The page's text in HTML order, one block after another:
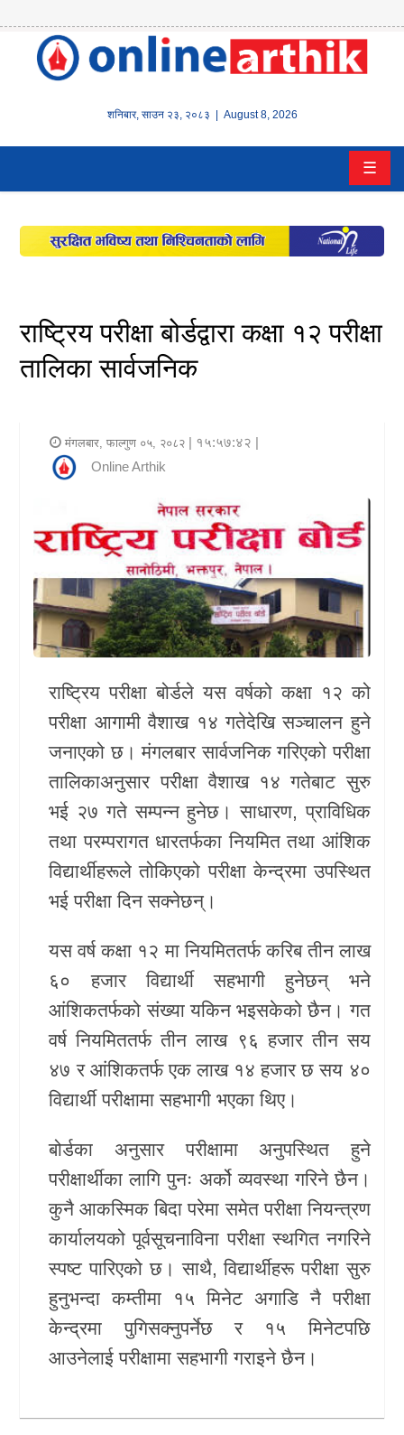
शनिबार, साउन २३, २०८३ | August 8, 2026
होम
वित्त
इन्स्योरेन्स
पूँजीबजार
अटो
भिडियो
अन्य
समाचार
सूचना
प्रविधि
शिक्षा
स्वास्थ्य
खेलकुद
☰
राष्ट्रिय परीक्षा बोर्डद्वारा कक्षा १२ परीक्षा
तालिका सार्वजनिक
मंगलबार, फाल्गुण ०५, २०८२ | १५:५७:४२ |
Online Arthik
राष्ट्रिय परीक्षा बोर्डले यस वर्षको कक्षा १२ को
परीक्षा आगामी वैशाख १४ गतेदेखि सञ्चालन हुने
जनाएको छ। मंगलबार सार्वजनिक गरिएको परीक्षा
तालिकाअनुसार परीक्षा वैशाख १४ गतेबाट सुरु
भई २७ गते सम्पन्न हुनेछ। साधारण, प्राविधिक
तथा परम्परागत धारतर्फका नियमित तथा आंशिक
विद्यार्थीहरूले तोकिएको परीक्षा केन्द्रमा उपस्थित
भई परीक्षा दिन सक्नेछन्।
यस वर्ष कक्षा १२ मा नियमिततर्फ करिब तीन लाख
६० हजार विद्यार्थी सहभागी हुनेछन् भने
आंशिकतर्फको संख्या यकिन भइसकेको छैन। गत
वर्ष नियमिततर्फ तीन लाख ९६ हजार तीन सय
४७ र आंशिकतर्फ एक लाख १४ हजार छ सय ४०
विद्यार्थी परीक्षामा सहभागी भएका थिए।
बोर्डका अनुसार परीक्षामा अनुपस्थित हुने
परीक्षार्थीका लागि पुनः अर्को व्यवस्था गरिने छैन।
कुनै आकस्मिक बिदा परेमा समेत परीक्षा नियन्त्रण
कार्यालयको पूर्वसूचनाविना परीक्षा स्थगित नगरिने
स्पष्ट पारिएको छ। साथै, विद्यार्थीहरू परीक्षा सुरु
हुनुभन्दा कम्तीमा १५ मिनेट अगाडि नै परीक्षा
केन्द्रमा पुगिसक्नुपर्नेछ र १५ मिनेटपछि
आउनेलाई परीक्षामा सहभागी गराइने छैन।